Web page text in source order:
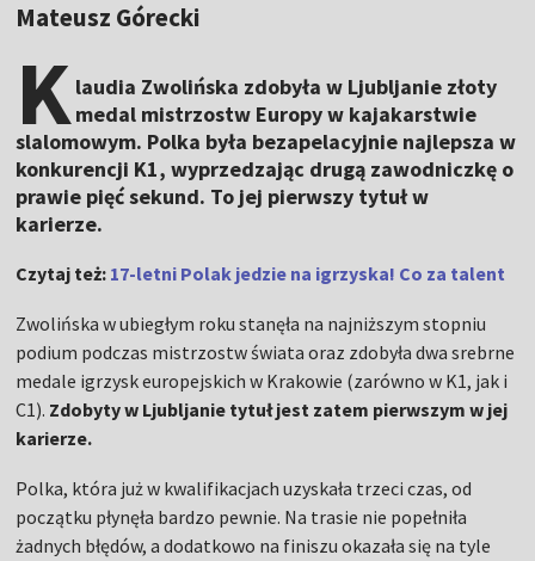
Mateusz Górecki
Klaudia Zwolińska zdobyła w Ljubljanie złoty
medal mistrzostw Europy w kajakarstwie
slalomowym. Polka była bezapelacyjnie najlepsza w
konkurencji K1, wyprzedzając drugą zawodniczkę o
prawie pięć sekund. To jej pierwszy tytuł w
karierze.
Czytaj też: 17-letni Polak jedzie na igrzyska! Co za talent
Zwolińska w ubiegłym roku stanęła na najniższym stopniu
podium podczas mistrzostw świata oraz zdobyła dwa srebrne
medale igrzysk europejskich w Krakowie (zarówno w K1, jak i
C1). Zdobyty w Ljubljanie tytuł jest zatem pierwszym w jej
karierze.
Polka, która już w kwalifikacjach uzyskała trzeci czas, od
początku płynęła bardzo pewnie. Na trasie nie popełniła
żadnych błędów, a dodatkowo na finiszu okazała się na tyle